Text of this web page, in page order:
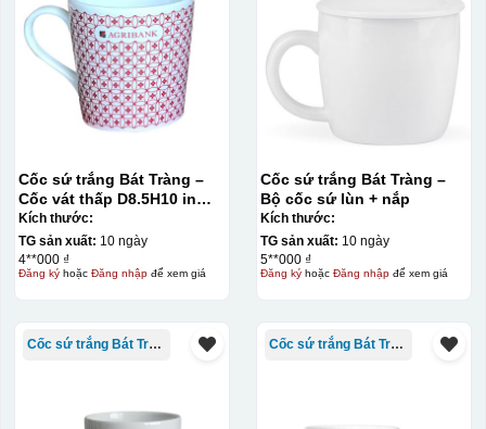
Cốc sứ trắng Bát Tràng –
Cốc vát thấp D8.5H10 in
quanh cốc
Kích thước:
TG sản xuất: 10 ngày
4**000 ₫
Đăng kýhoặc Đăng nhậpđể xem giá
Cốc sứ trắng Bát Tràng –
Bộ cốc sứ lùn + nắp
Kích thước:
TG sản xuất: 10 ngày
5**000 ₫
Đăng kýhoặc Đăng nhậpđể xem giá
Cốc sứ trắng Bát Tràng Cốc sứ trắng Bát Tràng